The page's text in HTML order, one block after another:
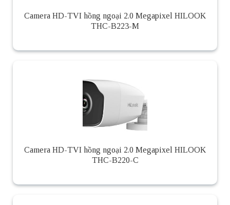
Camera HD-TVI hồng ngoại 2.0 Megapixel HILOOK
THC-B223-M
Camera HD-TVI hồng ngoại 2.0 Megapixel HILOOK
THC-B220-C